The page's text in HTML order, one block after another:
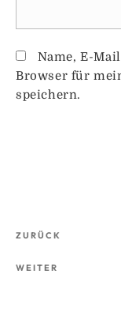
Name, E-
Browser für
speichern.
Vorheriger
ZURÜCK
Nächster
WEITER